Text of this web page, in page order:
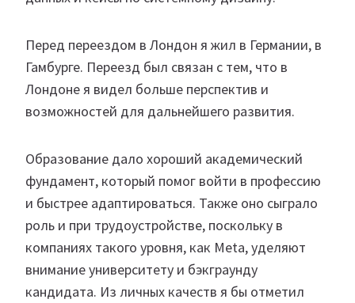
Перед переездом в Лондон я жил в Германии, в
Гамбурге. Переезд был связан с тем, что в
Лондоне я видел больше перспектив и
возможностей для дальнейшего развития.
Образование дало хороший академический
фундамент, который помог войти в профессию
и быстрее адаптироваться. Также оно сыграло
роль и при трудоустройстве, поскольку в
компаниях такого уровня, как Meta, уделяют
внимание университету и бэкграунду
кандидата. Из личных качеств я бы отметил